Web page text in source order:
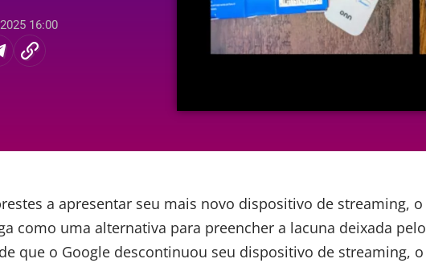
16:00
a apresentar seu mais novo dispositivo de streaming, o
como uma alternativa para preencher a lacuna deixada pelo
que o Google descontinuou seu dispositivo de streaming, o